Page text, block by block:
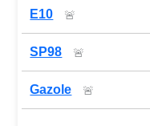
E10 🚨
SP98 🚨
Gazole 🚨